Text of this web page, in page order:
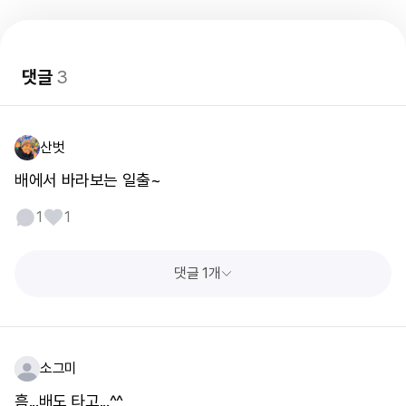
댓글3
산벗
배에서 바라보는 일출~
1 1
댓글 1개
소그미
흠...배도 타고...^^